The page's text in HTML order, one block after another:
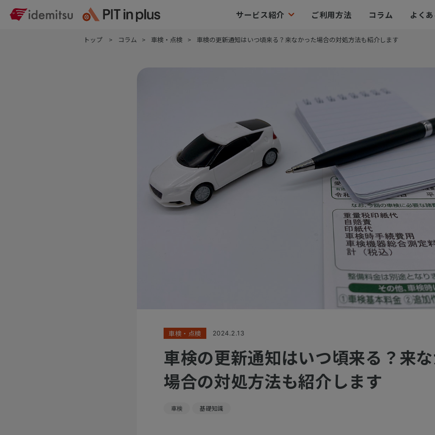
サービス紹介 ご利用方法 コラム よく
トップ コラム 車検・点検 車検の更新通知はいつ頃来る？来なかった場合の対処方法も紹介します
車検・点検 2024.2.13
車検の更新通知はいつ頃来る？来
場合の対処方法も紹介します
車検 基礎知識